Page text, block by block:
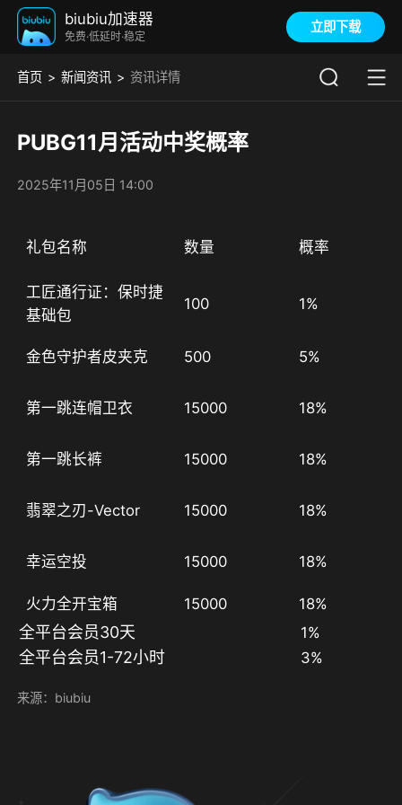
biubiu加速器
免费·低延时·稳定
立即下载
首页 新闻资讯 资讯详情
PUBG11月活动中奖概率
2025年11月05日 14:00
礼包名称 数量 概率
工匠通行证：保时捷
基础包
100 1%
金色守护者皮夹克 500 5%
第一跳连帽卫衣 15000 18%
第一跳长裤 15000 18%
翡翠之刃-Vector 15000 18%
幸运空投 15000 18%
火力全开宝箱 15000 18%
全平台会员30天 1%
全平台会员1-72小时 3%
来源：biubiu